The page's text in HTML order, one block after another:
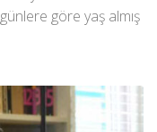
göre yaş almış